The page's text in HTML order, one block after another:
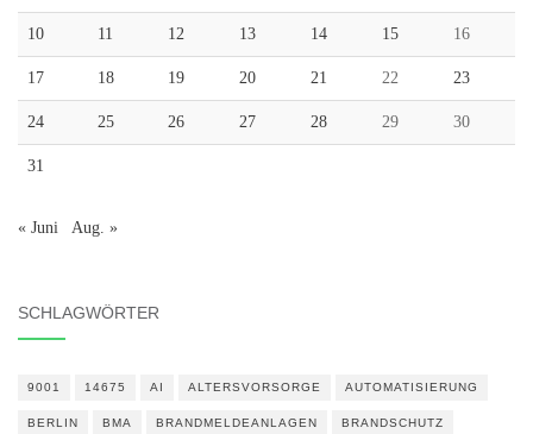
10 11 12 13 14 15 16
17 18 19 20 21 22 23
24 25 26 27 28 29 30
31
« Juni Aug. »
SCHLAGWÖRTER
9001 14675 AI ALTERSVORSORGE AUTOMATISIERUNG
BERLIN BMA BRANDMELDEANLAGEN BRANDSCHUTZ